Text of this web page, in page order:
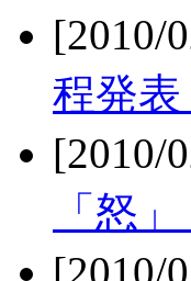
[2010/
程発表
[2010/
「怒
[2010/